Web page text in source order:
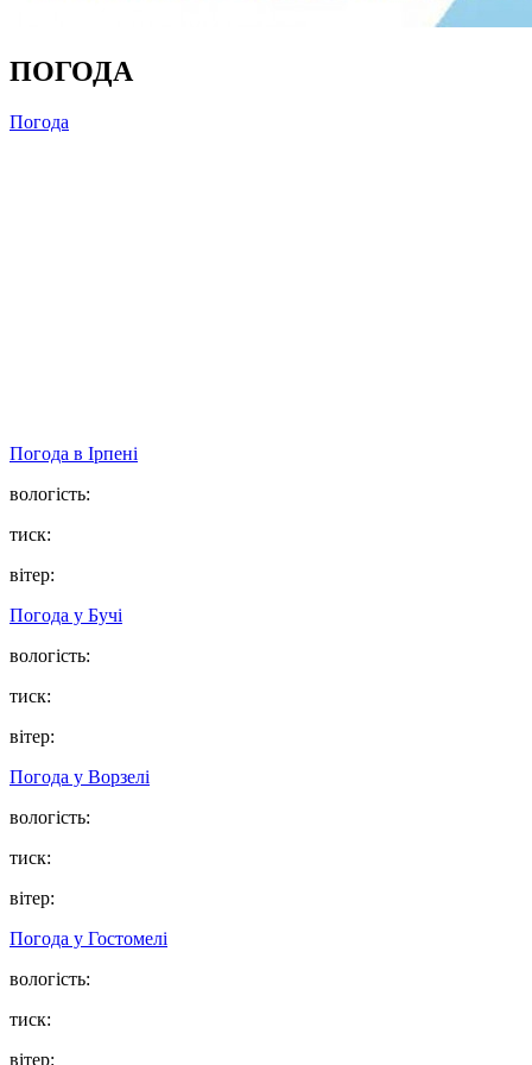
ПОГОДА
Погода
Погода в Ірпені
вологість:
тиск:
вітер:
Погода у Бучі
вологість:
тиск:
вітер:
Погода у Ворзелі
вологість:
тиск:
вітер:
Погода у Гостомелі
вологість:
тиск:
вітер: